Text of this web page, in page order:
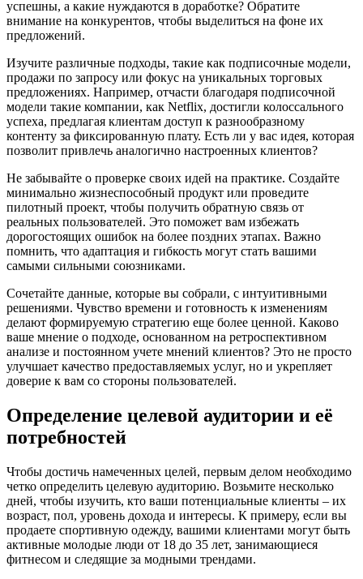
успешны, а какие нуждаются в доработке? Обратите
внимание на конкурентов, чтобы выделиться на фоне их
предложений.
Изучите различные подходы, такие как подписочные модели,
продажи по запросу или фокус на уникальных торговых
предложениях. Например, отчасти благодаря подписочной
модели такие компании, как Netflix, достигли колоссального
успеха, предлагая клиентам доступ к разнообразному
контенту за фиксированную плату. Есть ли у вас идея, которая
позволит привлечь аналогично настроенных клиентов?
Не забывайте о проверке своих идей на практике. Создайте
минимально жизнеспособный продукт или проведите
пилотный проект, чтобы получить обратную связь от
реальных пользователей. Это поможет вам избежать
дорогостоящих ошибок на более поздних этапах. Важно
помнить, что адаптация и гибкость могут стать вашими
самыми сильными союзниками.
Сочетайте данные, которые вы собрали, с интуитивными
решениями. Чувство времени и готовность к изменениям
делают формируемую стратегию еще более ценной. Каково
ваше мнение о подходе, основанном на ретроспективном
анализе и постоянном учете мнений клиентов? Это не просто
улучшает качество предоставляемых услуг, но и укрепляет
доверие к вам со стороны пользователей.
Определение целевой аудитории и её
потребностей
Чтобы достичь намеченных целей, первым делом необходимо
четко определить целевую аудиторию. Возьмите несколько
дней, чтобы изучить, кто ваши потенциальные клиенты – их
возраст, пол, уровень дохода и интересы. К примеру, если вы
продаете спортивную одежду, вашими клиентами могут быть
активные молодые люди от 18 до 35 лет, занимающиеся
фитнесом и следящие за модными трендами.